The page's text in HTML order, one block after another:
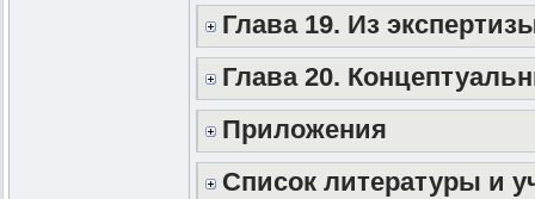
Глава 19. Из
Глава 20.
Приложения
Список литературы и